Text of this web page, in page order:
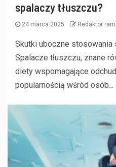
spalaczy tłuszczu?
24 marca 2025 Redaktor
Skutki uboczne stosowania
Spalacze tłuszczu, znane
diety wspomagające
popularnością wśród osób...